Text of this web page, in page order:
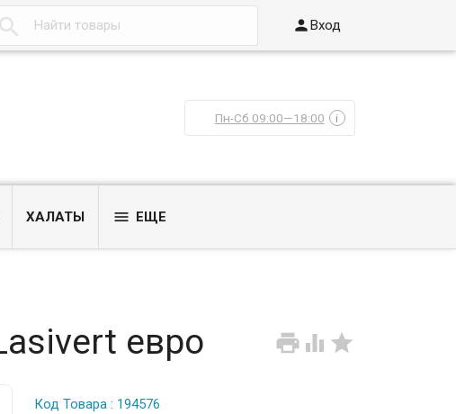
 Вход
Пн-Сб 09:00—18:00 i
ХАЛАТЫ  ЕЩЕ
  
евро
Код Товара : 194576